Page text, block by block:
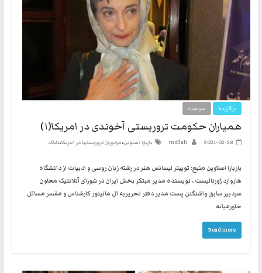
برگزیده سیاست
همیاران حکومت تروریستی آخوندی در امریکا(۱)
2021-02-28
mollah باربارا اسلوین،مزدوران تروریستها در امریکا،نایاک
باربارا اسلاوین منبع: توییتر لیسانس هنر در رشته زبان روسی و ادبیات از دانشگاه
هاروارد ژورنالیست ، نویسنده مدیر مبتکر بخش ایران در شورای آتلانتیک معاون
سردبیر سابق واشنگتن پست مدیر دفتر تحریریه ال مانیتور کارشناس و مفسر مسائل
خاورمیانه
Read more